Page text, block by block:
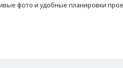
фото и удобные планировки